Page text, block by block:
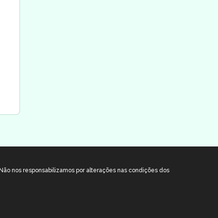
nos responsabilizamos por alterações nas condições dos